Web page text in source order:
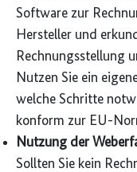
Software zur
Hersteller und
Rechnungsstellung
Nutzen Sie ein
welche Schritte
konform zur EU-
Nutzung der
Sollten Sie kein